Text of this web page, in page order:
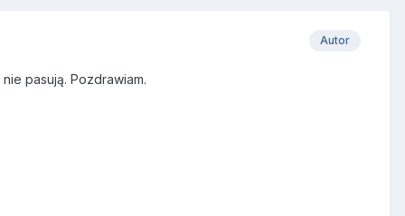
Autor
pasują. Pozdrawiam.